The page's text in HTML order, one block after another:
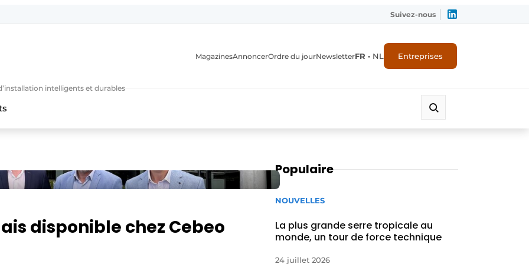
Suivez-nous
intelligents et durables
MagazinesAnnoncerOrdre du jourNewsletterFR • NL Entreprises
disponible chez Cebeo
Populaire
NOUVELLES
La plus grande serre tropicale au
monde, un tour de force technique
24 juillet 2026